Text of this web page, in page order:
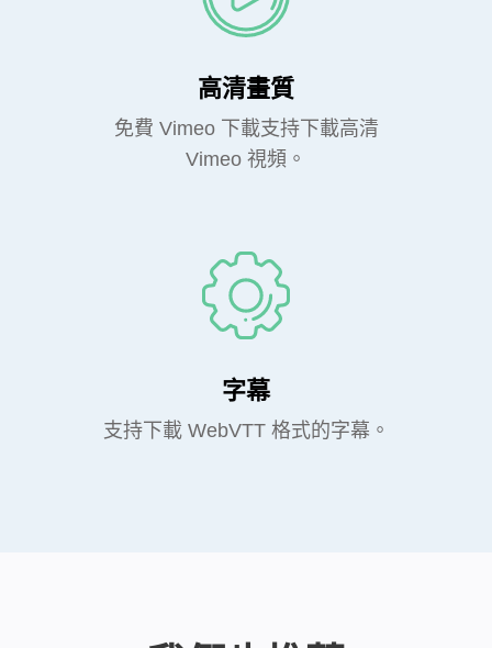
高清畫質
免費 Vimeo 下載支持下載高清
Vimeo 視頻。
字幕
支持下載 WebVTT 格式的字幕。